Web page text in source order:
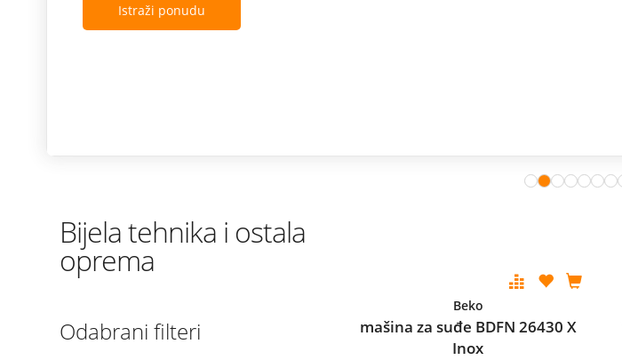
Istraži ponudu
Bijela tehnika i ostala
oprema
Odabrani filteri
Beko
mašina za suđe BDFN 26430 X
Inox